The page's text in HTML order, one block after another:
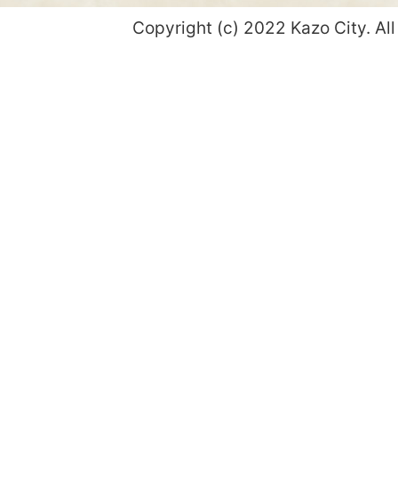
Copyright (c) 2022 Kazo City.